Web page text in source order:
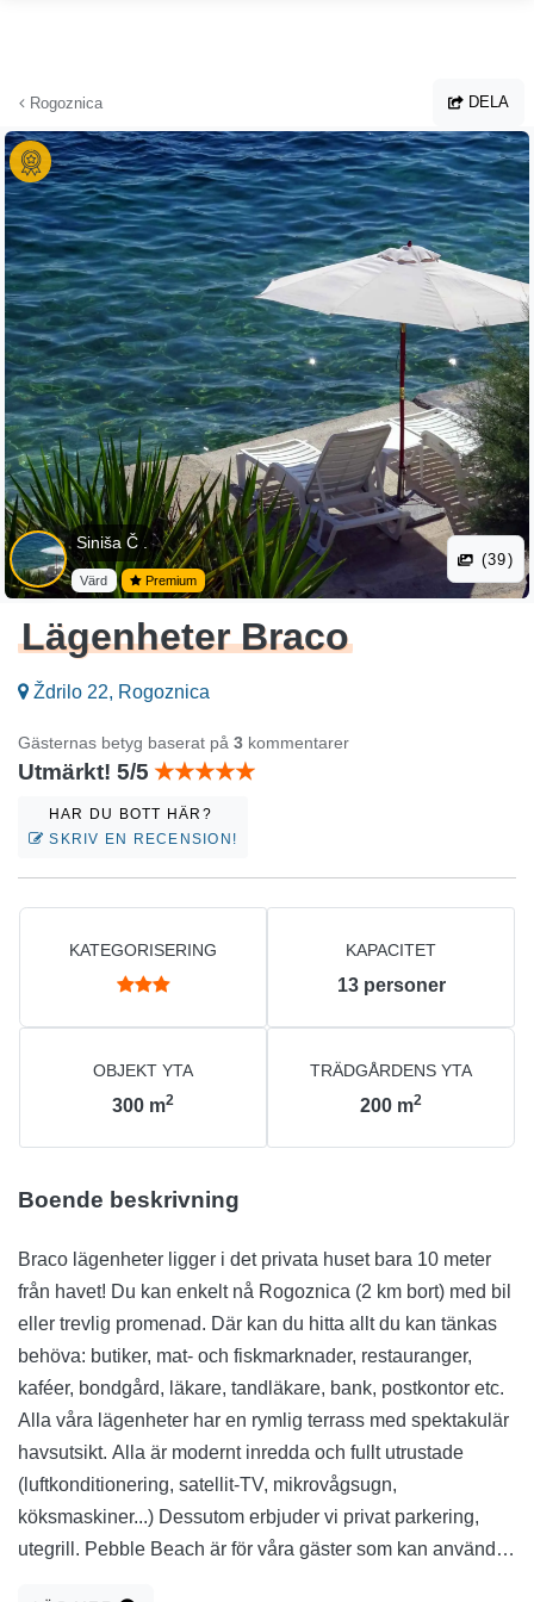
Rogoznica DELA
Siniša Č .
Värd Premium
(39)
Lägenheter Braco
Ždrilo 22, Rogoznica
Gästernas betyg baserat på 3 kommentarer
Utmärkt! 5/5
HAR DU BOTT HÄR?
SKRIV EN RECENSION!
KATEGORISERING KAPACITET
13 personer
OBJEKT YTA
300 m2
TRÄDGÅRDENS YTA
200 m2
Boende beskrivning
Braco lägenheter ligger i det privata huset bara 10 meter
från havet! Du kan enkelt nå Rogoznica (2 km bort) med bil
eller trevlig promenad. Där kan du hitta allt du kan tänkas
behöva: butiker, mat- och fiskmarknader, restauranger,
kaféer, bondgård, läkare, tandläkare, bank, postkontor etc.
Alla våra lägenheter har en rymlig terrass med spektakulär
havsutsikt. Alla är modernt inredda och fullt utrustade
(luftkonditionering, satellit-TV, mikrovågsugn,
köksmaskiner...) Dessutom erbjuder vi privat parkering,
utegrill. Pebble Beach är för våra gäster som kan använda